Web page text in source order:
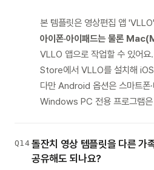
본 템플릿은 영상편집 앱
아이폰·아이패드는 물론
VLLO 앱으로 작업할 수 있어
Store에서 VLLO를 설치해
다만 Android 옵션은 스마트폰
Windows PC 전용 프로그램은
Q14 돌잔치 영상 템플릿을 다른 가
공유해도 되나요?